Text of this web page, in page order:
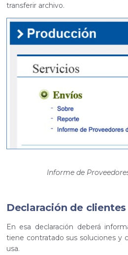
transferir archivo.
Informe de
Declaración de clientes
En esa declaración deberá
tiene contratado sus soluciones y
usa.